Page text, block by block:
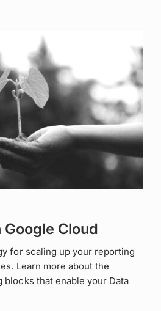
Cloud
for scaling up your reporting
Learn more about the
blocks that enable your Data